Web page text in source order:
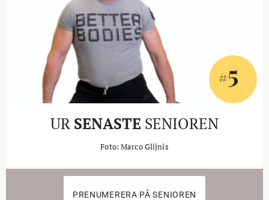
#5
UR SENASTE SENIOREN
Foto: Marco Glijnis
PRENUMERERA PÅ SENIOREN